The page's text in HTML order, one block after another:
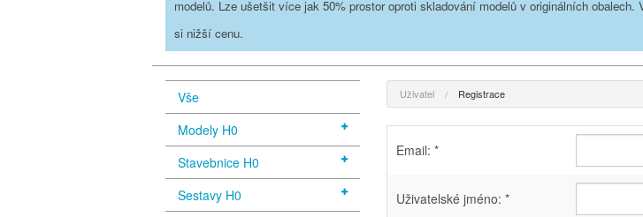
modelů. Lze ušetšit více jak 50% prostor oproti skladování modelů v originálních
si nižší cenu.
Vše
Modely H0
Stavebnice H0
Sestavy H0
Uživatel Registrace
Email: *
Uživatelské jméno: *